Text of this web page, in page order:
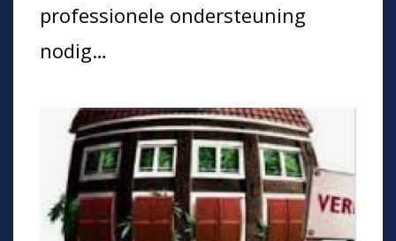
professionele ondersteuning
nodig…